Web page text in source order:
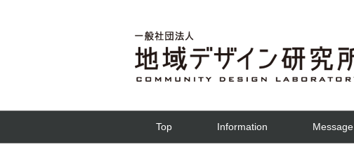
Top Information Message